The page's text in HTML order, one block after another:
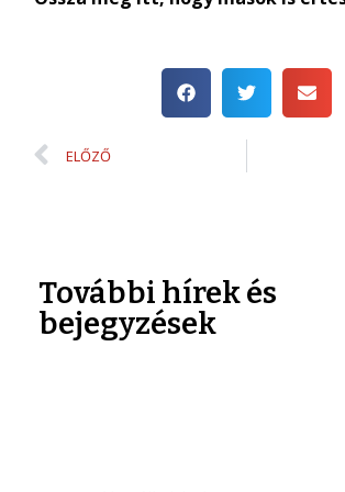
ELŐZŐ
További hírek és
bejegyzések